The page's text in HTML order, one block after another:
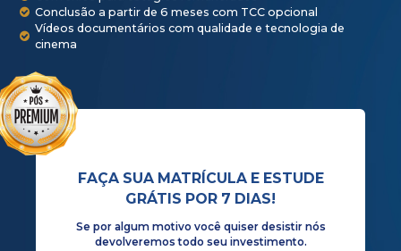
Curso credenciado pelo MEC, com validade
Convênios para estágios remunerados
Conclusão a partir de 6 meses com TCC
Vídeos documentários com qualidade e
cinema